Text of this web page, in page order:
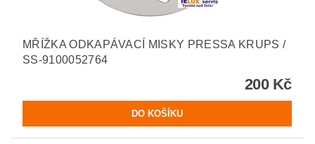
MŘÍŽKA ODKAPÁVACÍ MISKY PRESSA KRUPS /
SS-9100052764
200 Kč